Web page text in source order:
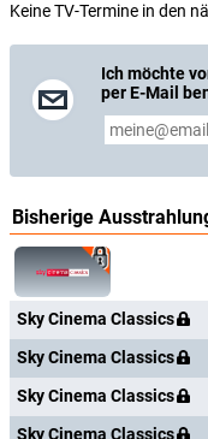
Keine TV-Termine in den
Ich möchte
per E-Mail
Bisherige
Sky Cinema Classics
Sky Cinema Classics
Sky Cinema Classics
Sky Cinema Classics